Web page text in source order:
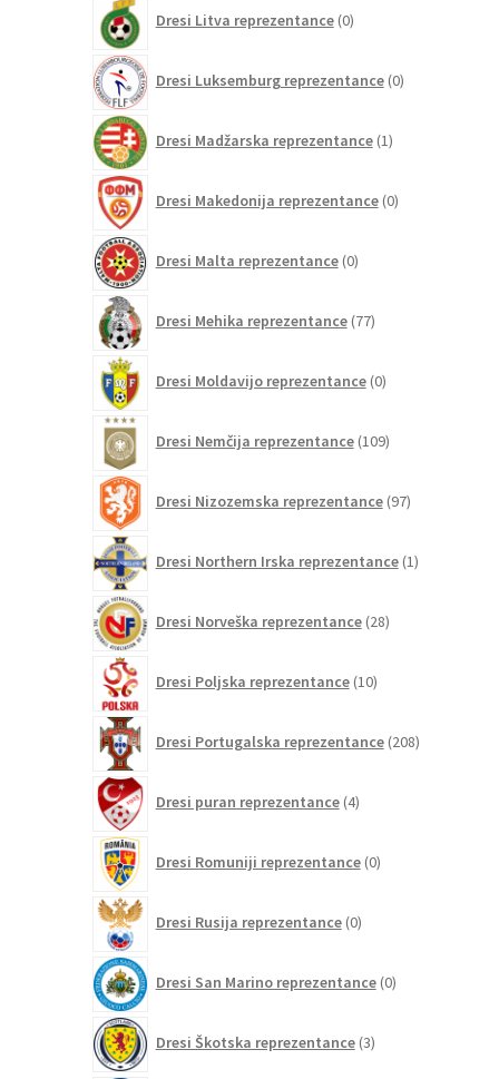
Dresi Litva reprezentance 0izdelkov
Dresi Luksemburg reprezentance 0izdelkov
Dresi Madžarska reprezentance 1izdelek
Dresi Makedonija reprezentance 0izdelkov
Dresi Malta reprezentance 0izdelkov
Dresi Mehika reprezentance 77izdelkov
Dresi Moldavijo reprezentance 0izdelkov
Dresi Nemčija reprezentance 109izdelkov
Dresi Nizozemska reprezentance 97izdelkov
Dresi Northern Irska reprezentance 1izdelek
Dresi Norveška reprezentance 28izdelkov
Dresi Poljska reprezentance 10izdelkov
Dresi Portugalska reprezentance 208izdelkov
Dresi puran reprezentance 4izdelki
Dresi Romuniji reprezentance 0izdelkov
Dresi Rusija reprezentance 0izdelkov
Dresi San Marino reprezentance 0izdelkov
Dresi Škotska reprezentance 3izdelki